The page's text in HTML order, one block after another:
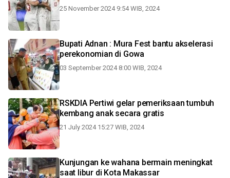
25 November 2024 9:54 WIB, 2024
Bupati Adnan : Mura Fest bantu akselerasi
perekonomian di Gowa
03 September 2024 8:00 WIB, 2024
RSKDIA Pertiwi gelar pemeriksaan tumbuh
kembang anak secara gratis
21 July 2024 15:27 WIB, 2024
Kunjungan ke wahana bermain meningkat
saat libur di Kota Makassar